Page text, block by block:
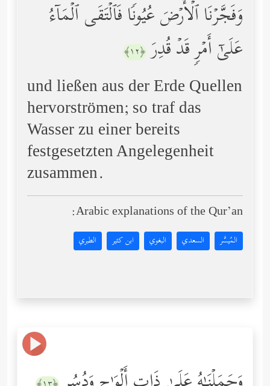
وَفَجَّرۡنَا ٱلۡأَرۡضَ عُیُونࣰا فَٱلۡتَقَى ٱلۡمَاۤءُ
عَلَىٰۤ أَمۡرࣲ قَدۡ قُدِرَ ﴿١٢﴾
und ließen aus der Erde Quellen
hervorströmen; so traf das
Wasser zu einer bereits
festgesetzten Angelegenheit
zusammen.
Arabic explanations of the Qur’an:
المُيسَّر السعدي البغوي ابن كثير الطبري